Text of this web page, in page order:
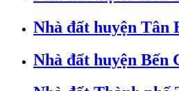
Nhà đất huyện Tân
Nhà đất huyện Bến